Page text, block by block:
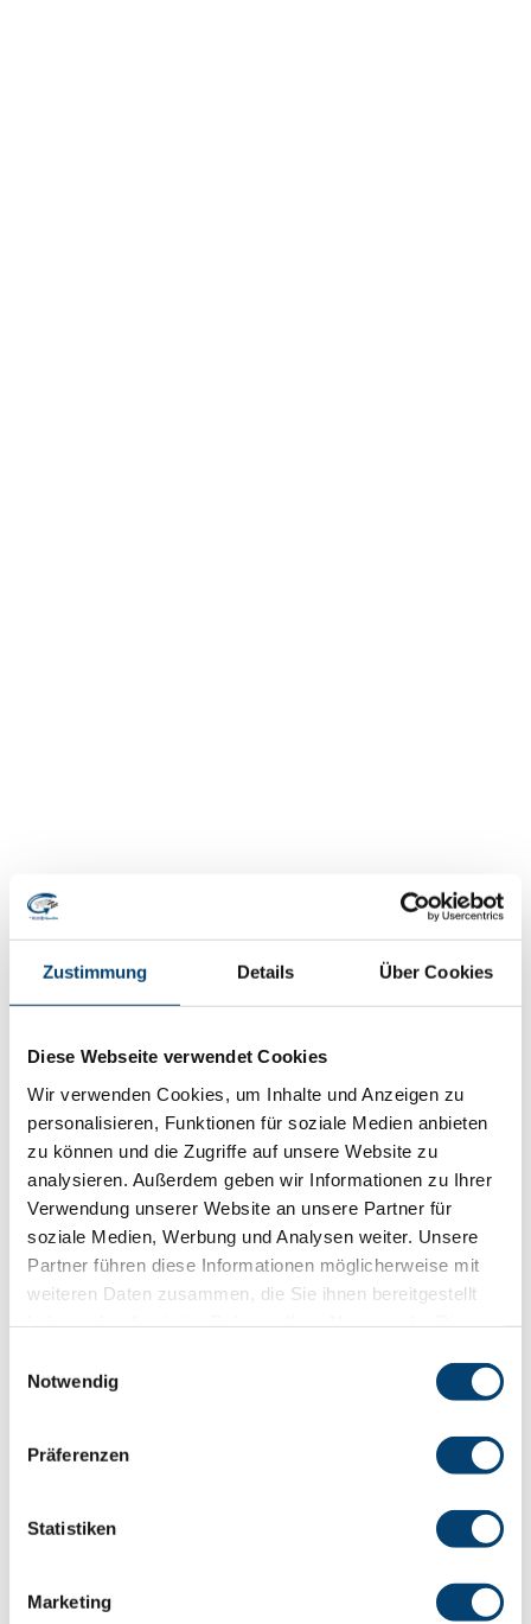
Zustimmung Details Über Cookies
Diese Webseite verwendet Cookies
Wir verwenden Cookies, um Inhalte und Anzeigen zu
personalisieren, Funktionen für soziale Medien anbieten
zu können und die Zugriffe auf unsere Website zu
analysieren. Außerdem geben wir Informationen zu Ihrer
Verwendung unserer Website an unsere Partner für
soziale Medien, Werbung und Analysen weiter. Unsere
Partner führen diese Informationen möglicherweise mit
weiteren Daten zusammen, die Sie ihnen bereitgestellt
Notwendig
Präferenzen
Statistiken
Marketing